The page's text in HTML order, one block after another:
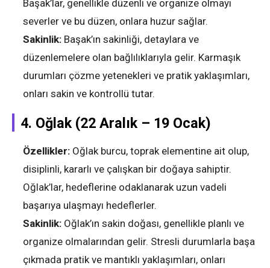
Başak’lar, genellikle düzenli ve organize olmayı
severler ve bu düzen, onlara huzur sağlar.
Sakinlik: Başak’ın sakinliği, detaylara ve
düzenlemelere olan bağlılıklarıyla gelir. Karmaşık
durumları çözme yetenekleri ve pratik yaklaşımları,
onları sakin ve kontrollü tutar.
4. Oğlak (22 Aralık – 19 Ocak)
Özellikler: Oğlak burcu, toprak elementine ait olup,
disiplinli, kararlı ve çalışkan bir doğaya sahiptir.
Oğlak’lar, hedeflerine odaklanarak uzun vadeli
başarıya ulaşmayı hedeflerler.
Sakinlik: Oğlak’ın sakin doğası, genellikle planlı ve
organize olmalarından gelir. Stresli durumlarla başa
çıkmada pratik ve mantıklı yaklaşımları, onları